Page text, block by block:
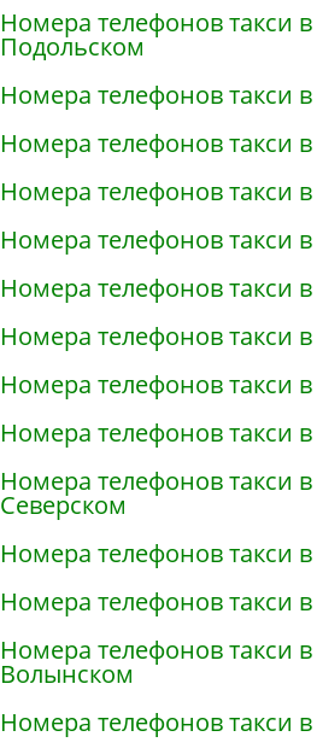
Номера телефонов такси
Подольском
Номера телефонов такси
Номера телефонов такси
Номера телефонов такси
Номера телефонов такси
Номера телефонов такси
Номера телефонов такси
Номера телефонов такси
Номера телефонов такси
Номера телефонов такси
Северском
Номера телефонов такси
Номера телефонов такси
Номера телефонов такси
Волынском
Номера телефонов такси